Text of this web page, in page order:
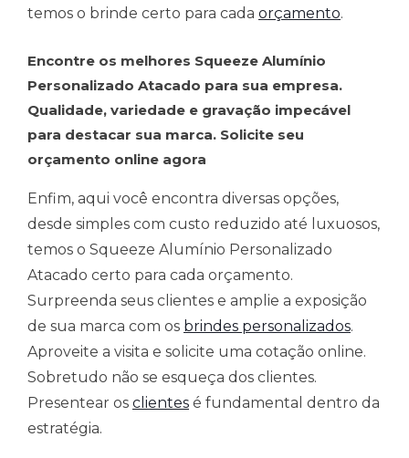
temos o brinde certo para cada orçamento.
Encontre os melhores Squeeze Alumínio
Personalizado Atacado para sua empresa.
Qualidade, variedade e gravação impecável
para destacar sua marca. Solicite seu
orçamento online agora
Enfim, aqui você encontra diversas opções,
desde simples com custo reduzido até luxuosos,
temos o Squeeze Alumínio Personalizado
Atacado certo para cada orçamento.
Surpreenda seus clientes e amplie a exposição
de sua marca com os brindes personalizados.
Aproveite a visita e solicite uma cotação online.
Sobretudo não se esqueça dos clientes.
Presentear os clientes é fundamental dentro da
estratégia.